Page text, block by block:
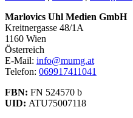
Marlovics Uhl Medien GmbH
Kreitnergasse 48/1A
1160 Wien
Österreich
E-Mail: info@mumg.at
Telefon: 069917411041
FBN: FN 524570 b
UID: ATU75007118